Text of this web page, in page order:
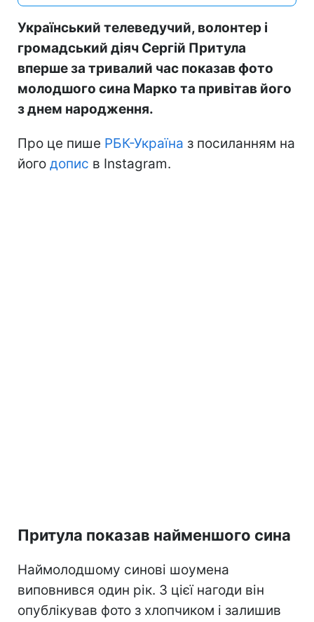
Український телеведучий, волонтер і
громадський діяч Сергій Притула
вперше за тривалий час показав фото
молодшого сина Марко та привітав його
з днем народження.
Про це пише РБК-Україна з посиланням на
його допис в Instagram.
Притула показав найменшого сина
Наймолодшому синові шоумена
виповнився один рік. З цієї нагоди він
опублікував фото з хлопчиком і залишив